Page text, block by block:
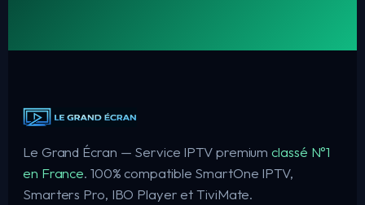
Le Grand Écran — Service IPTV premiumclassé N°1
en France. 100% compatible SmartOne IPTV,
Smarters Pro, IBO Player et TiviMate.